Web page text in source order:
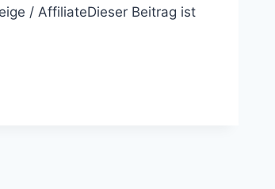
/ AffiliateDieser Beitrag ist